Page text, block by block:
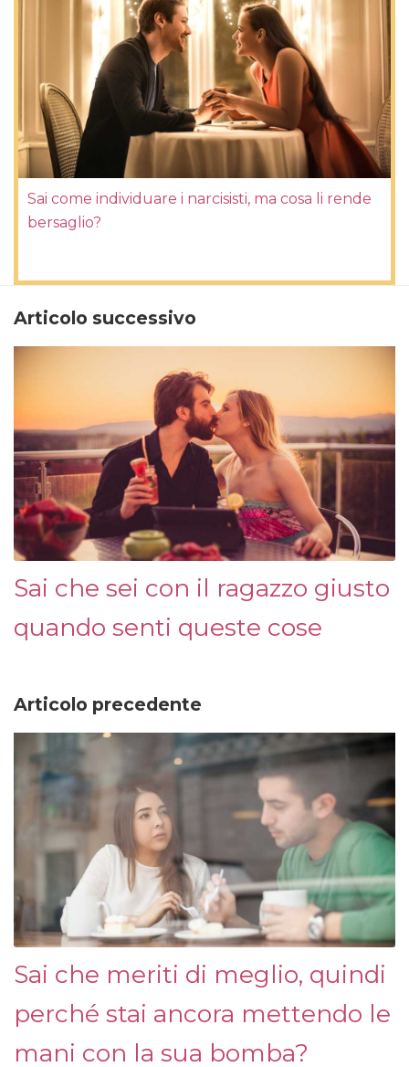
Sai come individuare i narcisisti, ma cosa li rende
bersaglio?
Articolo successivo
Sai che sei con il ragazzo giusto
quando senti queste cose
Articolo precedente
Sai che meriti di meglio, quindi
perché stai ancora mettendo le
mani con la sua bomba?